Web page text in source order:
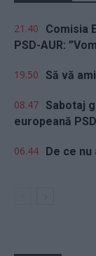
21.40
Comisia
PSD-AUR:
19.50 Să vă
08.47 Sabotaj
europeană
06.44 De ce